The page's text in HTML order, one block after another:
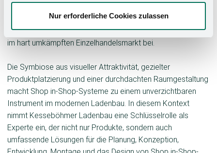
Nur erforderliche Cookies zulassen
Zusammenführung von Produkten, schaffen ein einheitliches
Markenerlebnis und tragen zur erfolgreichen Positionierung
im hart umkämpften Einzelhandelsmarkt bei.
Die Symbiose aus visueller Attraktivität, gezielter
Produktplatzierung und einer durchdachten Raumgestaltung
macht Shop in-Shop-Systeme zu einem unverzichtbaren
Instrument im modernen Ladenbau. In diesem Kontext
nimmt Kesseböhmer Ladenbau eine Schlüsselrolle als
Experte ein, der nicht nur Produkte, sondern auch
umfassende Lösungen für die Planung, Konzeption,